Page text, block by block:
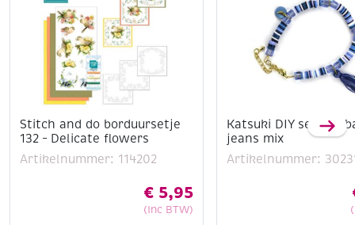
Stitch and do borduursetje
132 – Delicate flowers
Artikelnummer: 114202
€ 5,95
(Inc BTW)
Katsuki DIY set
jeans mix
Artikelnummer: